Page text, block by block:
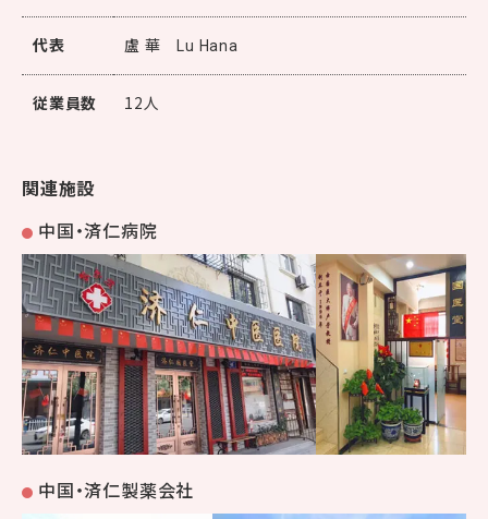
代表 盧 華 Lu Hana
従業員数 12人
関連施設
中国・済仁病院
中国・済仁製薬会社